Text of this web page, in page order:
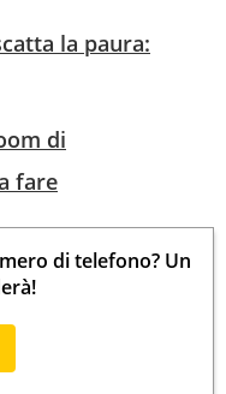
la paura:
di
fare
di telefono? Un